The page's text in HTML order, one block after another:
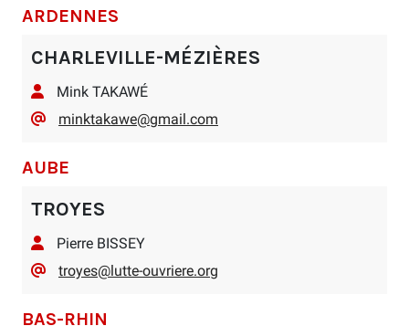
ARDENNES
CHARLEVILLE-MÉZIÈRES
Mink TAKAWÉ
minktakawe@gmail.com
AUBE
TROYES
Pierre BISSEY
​troyes@lutte-ouvriere.org
BAS-RHIN